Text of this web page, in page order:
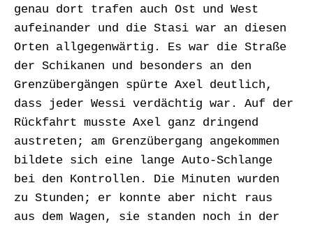
genau dort trafen auch Ost und West
aufeinander und die Stasi war an diesen
Orten allgegenwärtig. Es war die Straße
der Schikanen und besonders an den
Grenzübergängen spürte Axel deutlich,
dass jeder Wessi verdächtig war. Auf der
Rückfahrt musste Axel ganz dringend
austreten; am Grenzübergang angekommen
bildete sich eine lange Auto-Schlange
bei den Kontrollen. Die Minuten wurden
zu Stunden; er konnte aber nicht raus
aus dem Wagen, sie standen noch in der